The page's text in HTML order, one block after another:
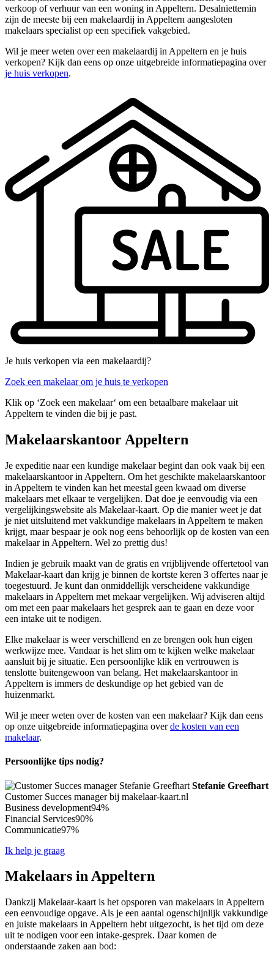
verkoop of verhuur van een woning in Appeltern. Desalniettemin
zijn de meeste bij een makelaardij in Appeltern aangesloten
makelaars specialist op een specifiek vakgebied.
Wil je meer weten over een makelaardij in Appeltern en je huis
verkopen? Kijk dan eens op onze uitgebreide informatiepagina over
je huis verkopen.
Je huis verkopen via een makelaardij?
Zoek een makelaar om je huis te verkopen
Klik op ‘Zoek een makelaar‘ om een betaalbare makelaar uit
Appeltern te vinden die bij je past.
Makelaarskantoor Appeltern
Je expeditie naar een kundige makelaar begint dan ook vaak bij een
makelaarskantoor in Appeltern. Om het geschikte makelaarskantoor
in Appeltern te vinden kan het meestal geen kwaad om diverse
makelaars met elkaar te vergelijken. Dat doe je eenvoudig via een
vergelijkingswebsite als Makelaar-kaart. Op die manier weet je dat
je niet uitsluitend met vakkundige makelaars in Appeltern te maken
krijgt, maar bespaar je ook nog eens behoorlijk op de kosten van een
makelaar in Appeltern. Wel zo prettig dus!
Indien je gebruik maakt van de gratis en vrijblijvende offertetool van
Makelaar-kaart dan krijg je binnen de kortste keren 3 offertes naar je
toegestuurd. Je kunt dan onmiddellijk verscheidene vakkundige
makelaars in Appeltern met mekaar vergelijken. Wij adviseren altijd
om met een paar makelaars het gesprek aan te gaan en deze voor
een intake uit te nodigen.
Elke makelaar is weer verschillend en ze brengen ook hun eigen
werkwijze mee. Vandaar is het slim om te kijken welke makelaar
aansluit bij je situatie. Een persoonlijke klik en vertrouwen is
tenslotte buitengewoon van belang. Het makelaarskantoor in
Appeltern is immers de deskundige op het gebied van de
huizenmarkt.
Wil je meer weten over de kosten van een makelaar? Kijk dan eens
op onze uitgebreide informatiepagina overde kosten van een
makelaar.
Persoonlijke tips nodig?
Stefanie Greefhart
Customer Succes manager bij makelaar-kaart.nl
Business development94%
Financial Services90%
Communicatie97%
Ik help je graag
Makelaars in Appeltern
Dankzij Makelaar-kaart is het opsporen van makelaars in Appeltern
een eenvoudige opgave. Als je een aantal ogenschijnlijk vakkundige
en juiste makelaars in Appeltern hebt uitgezocht, is het tijd om deze
uit te nodigen voor een intake-gesprek. Daar komen de
onderstaande zaken aan bod: